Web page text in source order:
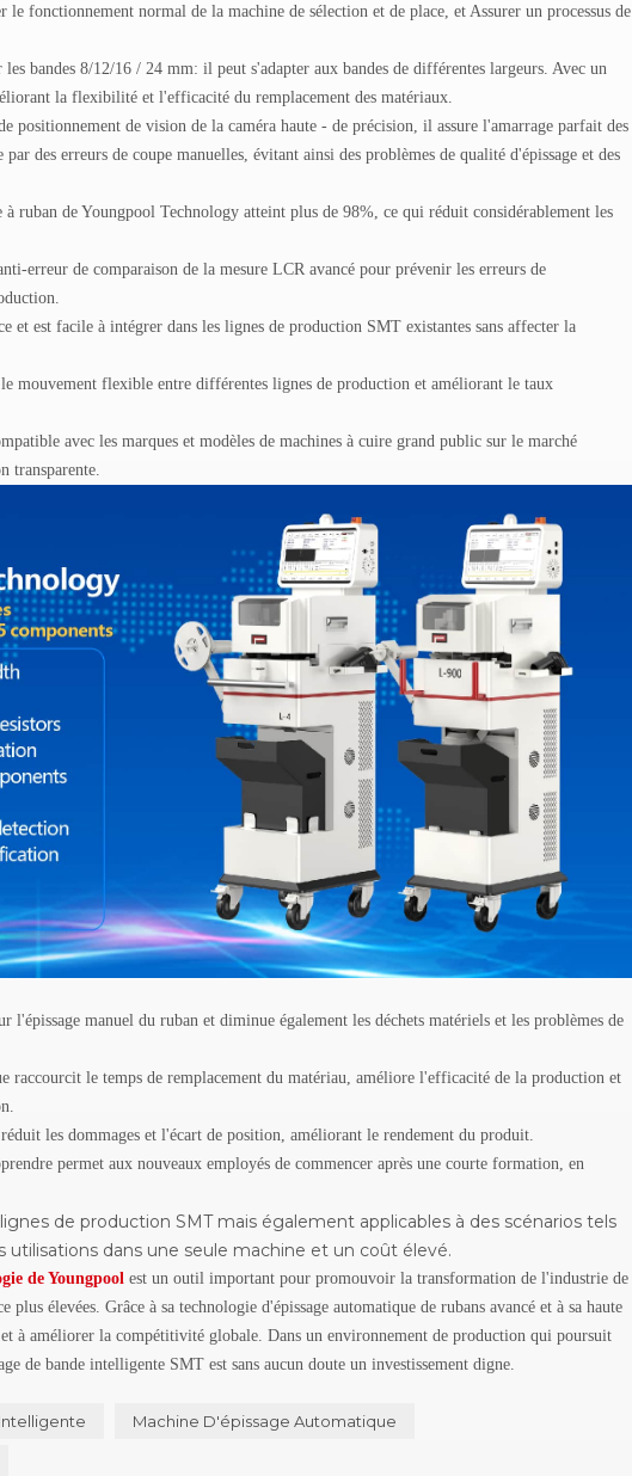
fonctionnement normal de la machine de sélection et de place, et Assurer un processus de
bandes 8/12/16 / 24 mm: il peut s'adapter aux bandes de différentes largeurs. Avec un
la flexibilité et l'efficacité du remplacement des matériaux.
positionnement de vision de la caméra haute - de précision, il assure l'amarrage parfait des
des erreurs de coupe manuelles, évitant ainsi des problèmes de qualité d'épissage et des
à ruban de Youngpool Technology atteint plus de 98%, ce qui réduit considérablement les
erreur de comparaison de la mesure LCR avancé pour prévenir les erreurs de
et est facile à intégrer dans les lignes de production SMT existantes sans affecter la
mouvement flexible entre différentes lignes de production et améliorant le taux
avec les marques et modèles de machines à cuire grand public sur le marché
transparente.
manuel du ruban et diminue également les déchets matériels et les problèmes de
le temps de remplacement du matériau, améliore l'efficacité de la production et
les dommages et l'écart de position, améliorant le rendement du produit.
permet aux nouveaux employés de commencer après une courte formation, en
de production SMT mais également applicables à des scénarios tels
dans une seule machine et un coût élevé.
de Youngpoolest un outil important pour promouvoir la transformation de l'industrie de
élevées. Grâce à sa technologie d'épissage automatique de rubans avancé et à sa haute
à améliorer la compétitivité globale. Dans un environnement de production qui poursuit
de bande intelligente SMT est sans aucun doute un investissement digne.
Machine D'épissage Automatique